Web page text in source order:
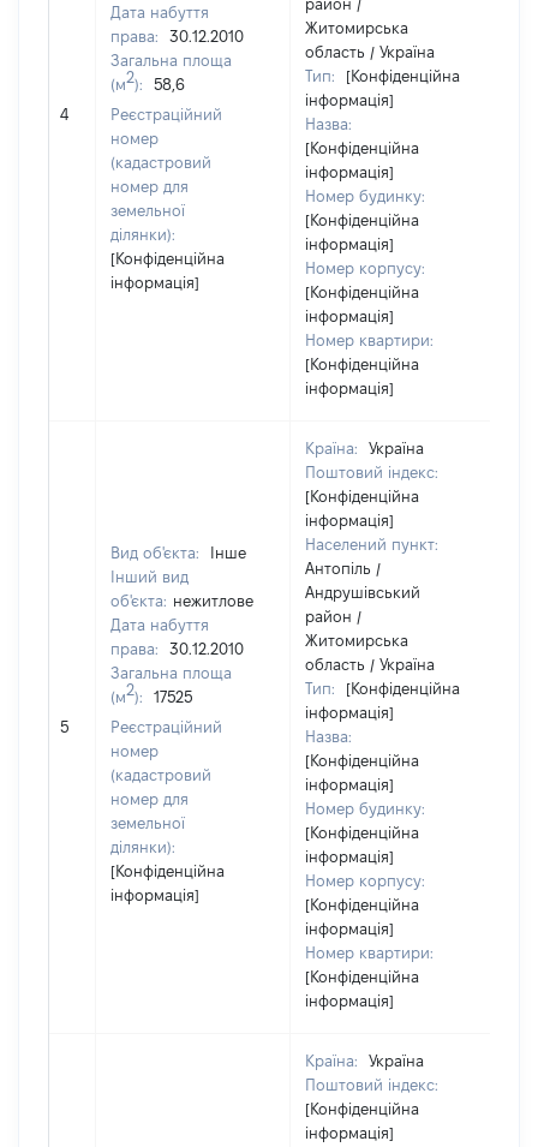
4
Дата набуття
права:
30.12.2010
Загальна площа
(м2):
58,6
Реєстраційний
номер
(кадастровий
номер для
земельної
ділянки):
[Конфіденційна
інформація]
район /
Житомирська
область / Україна
Тип:
[Конфіденційна
інформація]
Назва:
[Конфіденційна
інформація]
Номер будинку:
[Конфіденційна
інформація]
Номер корпусу:
[Конфіденційна
інформація]
Номер квартири:
[Конфіденційна
інформація]
5
Вид об'єкта:
Інше
Інший вид
об'єкта: нежитлове
Дата набуття
права:
30.12.2010
Загальна площа
(м2):
17525
Реєстраційний
номер
(кадастровий
номер для
земельної
ділянки):
[Конфіденційна
інформація]
Країна:
Україна
Поштовий індекс:
[Конфіденційна
інформація]
Населений пункт:
Антопіль /
Андрушівський
район /
Житомирська
область / Україна
Тип:
[Конфіденційна
інформація]
Назва:
[Конфіденційна
інформація]
Номер будинку:
[Конфіденційна
інформація]
Номер корпусу:
[Конфіденційна
інформація]
Номер квартири:
[Конфіденційна
інформація]
Країна:
Україна
Поштовий індекс:
[Конфіденційна
інформація]